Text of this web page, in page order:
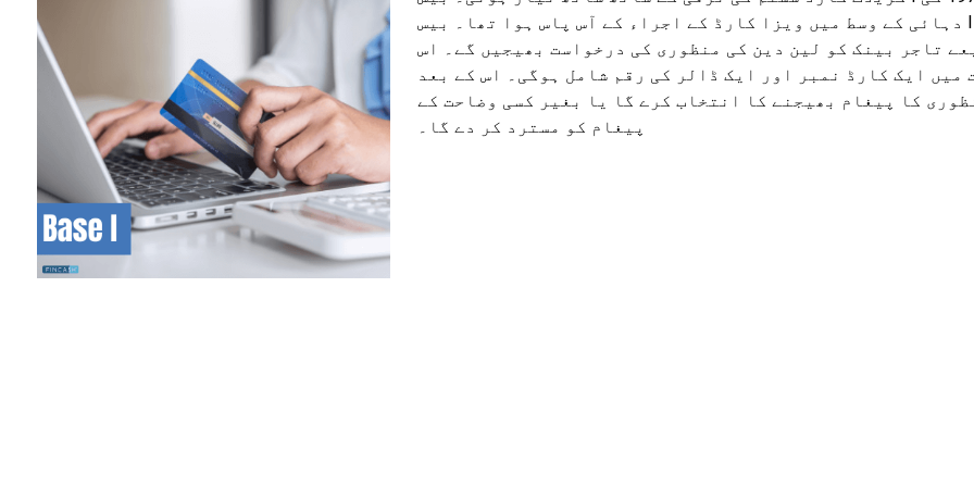
دہائی کے وسط میں ویزا کارڈ کے اجراء کے آس پاس ہوا تھا۔ بیس I وہ نظام ہے
تاجر بینک کو لین دین کی منظوری کی درخواست بھیجیں گے۔ اس
میں ایک کارڈ نمبر اور ایک ڈالر کی رقم شامل ہوگی۔ اس کے بعد
کا پیغام بھیجنے کا انتخاب کرے گا یا بغیر کسی وضاحت کے
پیغام کو مسترد کر دے گا۔